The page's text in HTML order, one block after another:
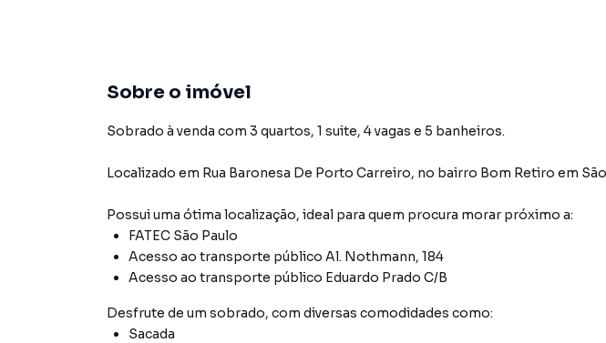
Sobre o imóvel
Sobrado à venda com 3 quartos, 1 suite, 4 vagas e 5 banheiros.
Localizado em Rua Baronesa De Porto Carreiro, no bairro Bom Retiro em
Possui uma ótima localização, ideal para quem procura morar próximo a:
FATEC São Paulo
Acesso ao transporte público Al. Nothmann, 184
Acesso ao transporte público Eduardo Prado C/B
Desfrute de um sobrado, com diversas comodidades como:
Sacada